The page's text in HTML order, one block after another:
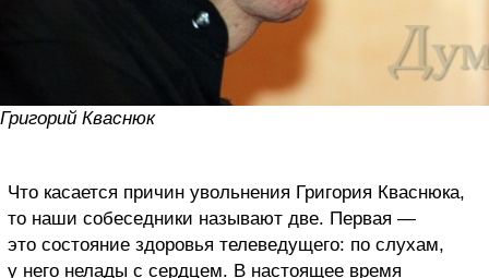
Григорий Кваснюк
Что касается причин увольнения Григория Кваснюка,
то наши собеседники называют две. Первая —
это состояние здоровья телеведущего: по слухам,
у него нелады с сердцем. В настоящее время